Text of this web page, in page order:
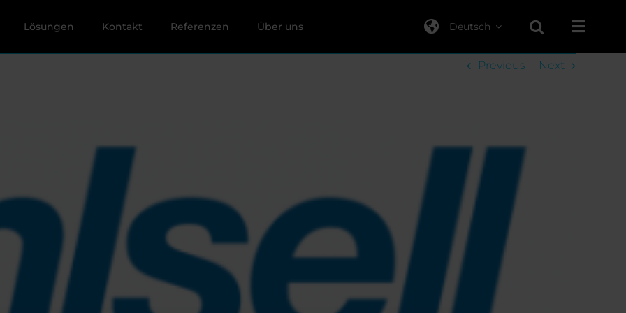
Lösungen Kontakt Referenzen Über uns Deutsch
Previous Next